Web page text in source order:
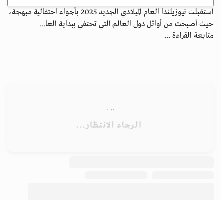
استقبلت نيوزيلندا العام الميلادي الجديد 2025 بأجواء احتفالية مبهجة،
حيث أصبحت من أوائل دول العالم التي تحتفي ببداية العا...
متابعة القراءة ...